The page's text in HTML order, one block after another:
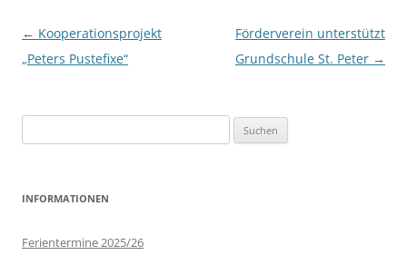
Beitrags-
Navigation
← Kooperationsprojekt
„Peters Pustefixe“
Förderverein unterstützt
Grundschule St. Peter →
nach:
INFORMATIONEN
Ferientermine 2025/26